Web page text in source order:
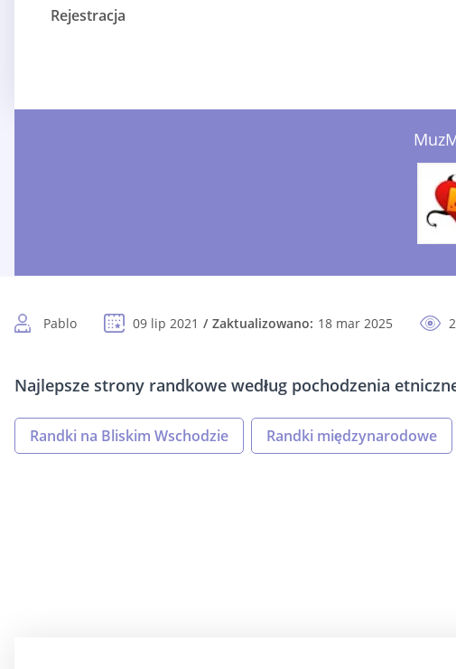
Rejestracja
Pablo 09 lip 2021 Zaktualizowano: 18 mar 2025
Najlepsze strony randkowe według pochodzenia
Randki na Bliskim Wschodzie Randki międzynarodowe